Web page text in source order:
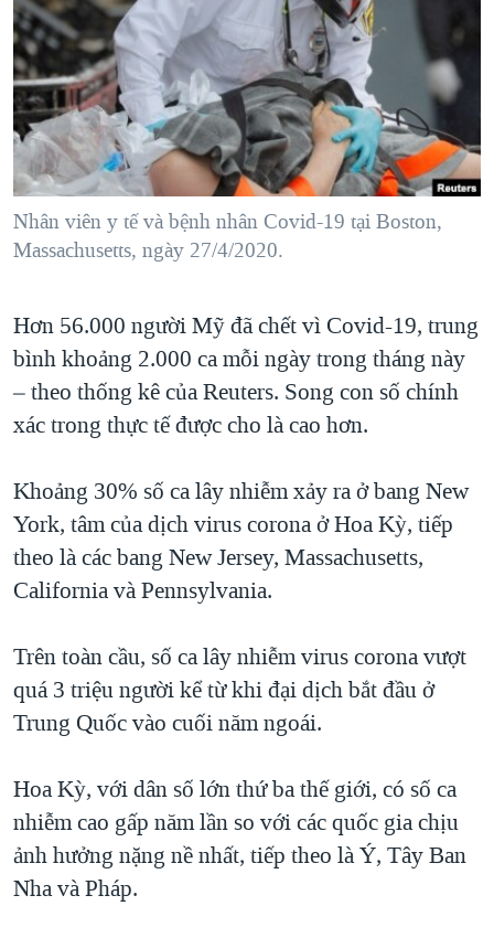
"Tìm"NGƯỜI VIỆT HẢI NGOẠI
ĐỜI SỐNG
KINH TẾ
KHOA HỌC
SỨC KHOẺ
VĂN HOÁ
THỂ THAO
TẠI
HÀNH TRÌNH BẦU CỬ 2024
MỘT NĂM CHIẾN TRANH TẠI DẢI GAZA
GIẢI MÃ VÀNH ĐAI & CON ĐƯỜNG
NGÀY TỊ NẠN THẾ GIỚI
GROUND ZERO – XƯA VÀ NAY
CÁC GIÁ TRỊ CỘNG HÒA Ở VIỆT NAM
THƯỢNG ĐỈNH TRUMP-KIM TẠI VIỆT NAM
TRỊNH VĨNH BÌNH VS. CHÍNH PHỦ VIỆT NAM
NGƯ DÂN VIỆT VÀ LÀN SÓNG TRỘM HẢI SÂM
BÊN KIA QUỐC LỘ: TIẾNG VỌNG TỪ NÔNG THÔN MỸ
QUAN HỆ VIỆT MỸ
VIDEO
NGHE
MẠNG XÃ HỘI
Ngôn ngữ khác
Nhân viên y tế và bệnh nhân Covid-19 tại Boston,
Massachusetts, ngày 27/4/2020.
Hơn 56.000 người Mỹ đã chết vì Covid-19, trung
bình khoảng 2.000 ca mỗi ngày trong tháng này
– theo thống kê của Reuters. Song con số chính
xác trong thực tế được cho là cao hơn.
Khoảng 30% số ca lây nhiễm xảy ra ở bang New
York, tâm của dịch virus corona ở Hoa Kỳ, tiếp
theo là các bang New Jersey, Massachusetts,
California và Pennsylvania.
Trên toàn cầu, số ca lây nhiễm virus corona vượt
quá 3 triệu người kể từ khi đại dịch bắt đầu ở
Trung Quốc vào cuối năm ngoái.
Hoa Kỳ, với dân số lớn thứ ba thế giới, có số ca
nhiễm cao gấp năm lần so với các quốc gia chịu
ảnh hưởng nặng nề nhất, tiếp theo là Ý, Tây Ban
Nha và Pháp.